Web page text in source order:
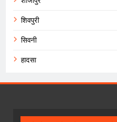
शिवपुरी
सिवनी
हादसा